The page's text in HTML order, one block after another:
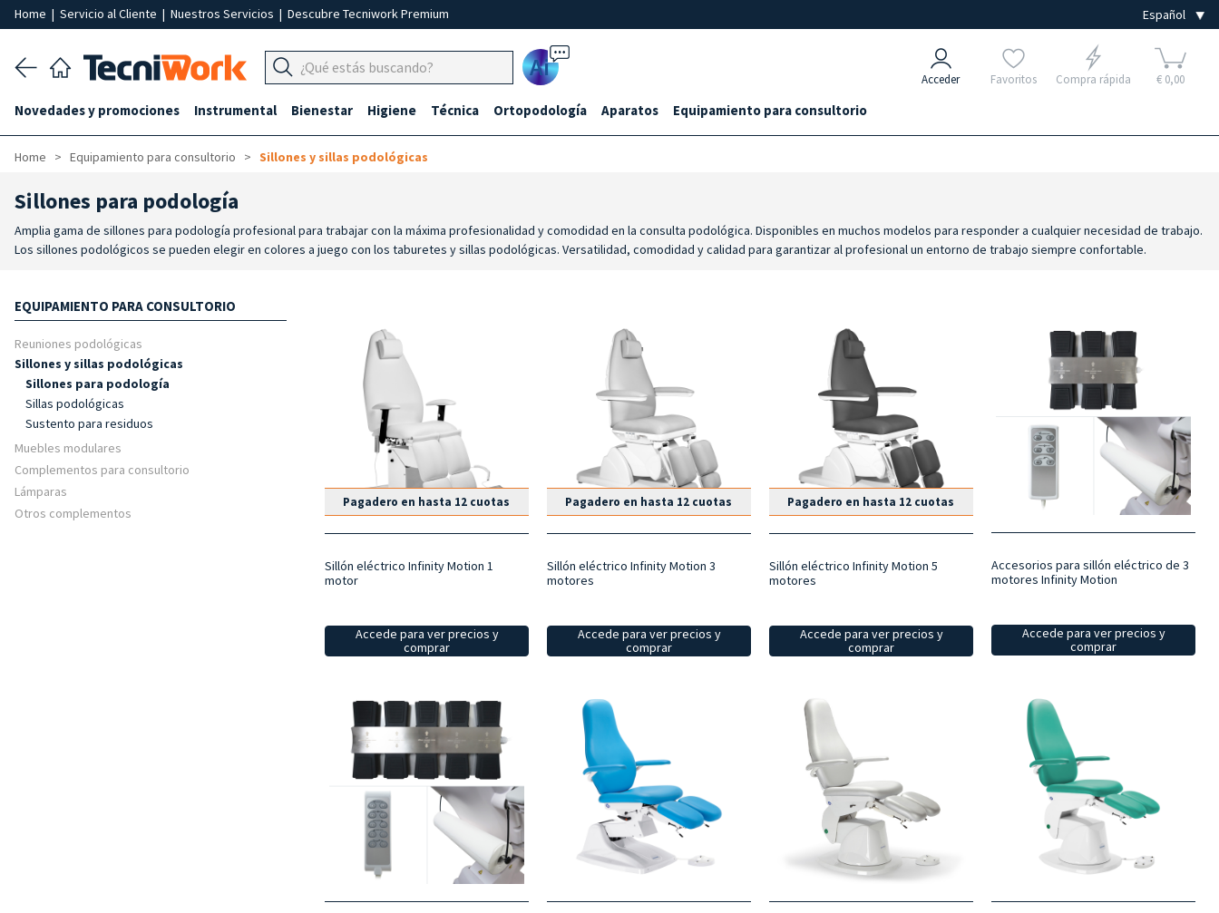
Home | Servicio al Cliente | Nuestros Servicios | Descubre Tecniwork Premium
Ai Acceder Favoritos Compra rápida € 0,00
Novedades y promociones Instrumental Bienestar Higiene Técnica Ortopodología Aparatos Equipamiento para consultorio
Home Equipamiento para consultorio Sillones y sillas podológicas
Sillones para podología
Amplia gama de sillones para podología profesional para trabajar con la máxima profesionalidad y comodidad en la consulta podológica. Disponibles en muchos modelos para responder a cualquier necesidad de trabajo.
Los sillones podológicos se pueden elegir en colores a juego con los taburetes y sillas podológicas. Versatilidad, comodidad y calidad para garantizar al profesional un entorno de trabajo siempre confortable.
EQUIPAMIENTO PARA CONSULTORIO
Reuniones podológicas
Sillones y sillas podológicas
Sillones para podología
Sillas podológicas
Sustento para residuos
Muebles modulares
Complementos para consultorio
Lámparas
Otros complementos
Pagadero en hasta 12 cuotas
Sillón eléctrico Infinity Motion 1
motor
Accede para ver precios y
comprar
Pagadero en hasta 12 cuotas
Sillón eléctrico Infinity Motion 3
motores
Accede para ver precios y
comprar
Pagadero en hasta 12 cuotas
Sillón eléctrico Infinity Motion 5
motores
Accede para ver precios y
comprar
Accesorios para sillón eléctrico de 3
motores Infinity Motion
Accede para ver precios y
comprar